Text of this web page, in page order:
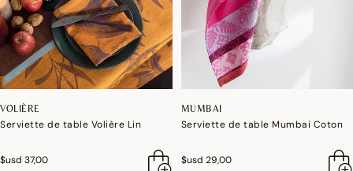
VOLIÈRE
Serviette de table Volière Lin
$usd 37,00
MUMBAI
Serviette de table Mumbai Coton
$usd 29,00